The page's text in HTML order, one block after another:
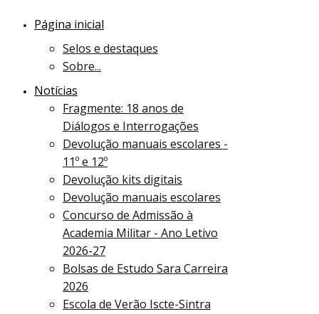
Página inicial
Selos e destaques
Sobre...
Notícias
Fragmente: 18 anos de
Diálogos e Interrogações
Devolução manuais escolares -
11º e 12º
Devolução kits digitais
Devolução manuais escolares
Concurso de Admissão à
Academia Militar - Ano Letivo
2026-27
Bolsas de Estudo Sara Carreira
2026
Escola de Verão Iscte-Sintra